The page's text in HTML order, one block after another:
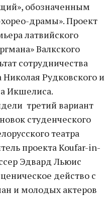
обозначенным
драмы». Проект
латвийского
Валкского
сотрудничества
Николая Рудковского и
Икшелиса.
третий вариант
студенческого
театра
проекта Koufar-in-
Эдвард Льюис
действо с
и молодых актеров